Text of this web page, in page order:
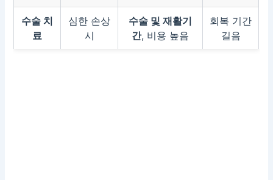
수술 치
료
심한 손상
시
수술 및 재활기
간, 비용 높음
회복 기간
길음